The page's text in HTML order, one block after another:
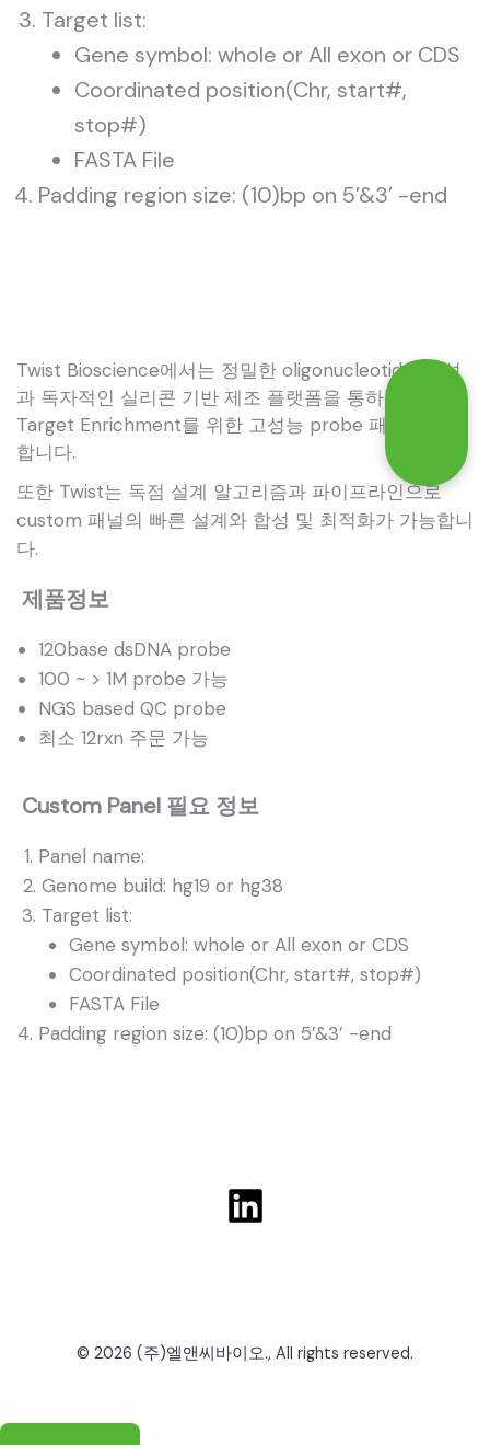
Target list:
Gene symbol: whole or All exon or CDS
Coordinated position(Chr, start#,
stop#)
FASTA File
Padding region size: (10)bp on 5’&3’ -end
Twist Bioscience에서는 정밀한 oligonucleotide 합성
과 독자적인 실리콘 기반 제조 플랫폼을 통하여 NGS
Target Enrichment를 위한 고성능 probe 패널을 생성
합니다.
또한 Twist는 독점 설계 알고리즘과 파이프라인으로
custom 패널의 빠른 설계와 합성 및 최적화가 가능합니
다.
제품정보
120base dsDNA probe
100 ~ > 1M probe 가능
NGS based QC probe
최소 12rxn 주문 가능
Custom Panel 필요 정보
Panel name:
Genome build: hg19 or hg38
Target list:
Gene symbol: whole or All exon or CDS
Coordinated position(Chr, start#, stop#)
FASTA File
Padding region size: (10)bp on 5’&3’ -end
© 2026 (주)엘앤씨바이오., All rights reserved.